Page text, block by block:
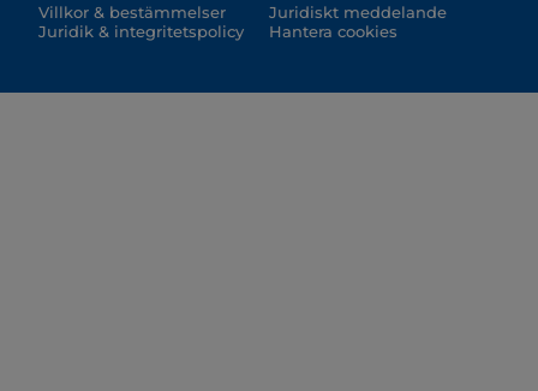
Villkor & bestämmelser
Juridik & integritetspolicy
Juridiskt meddelande
Hantera cookies